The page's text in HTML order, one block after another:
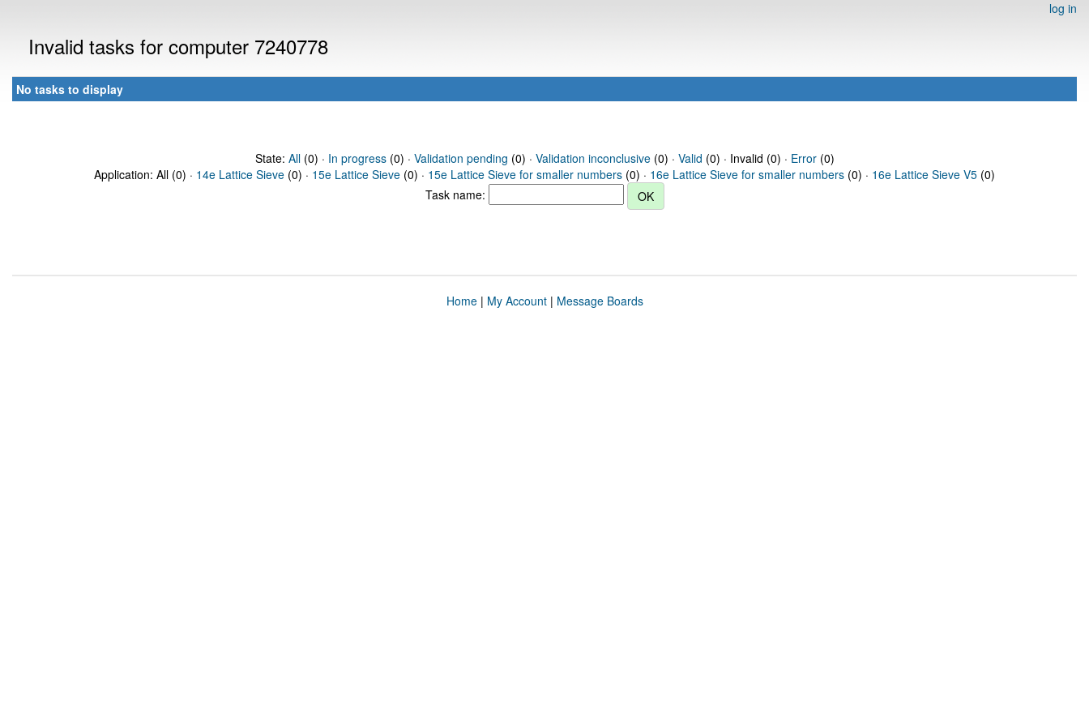
log in
Invalid tasks for computer 7240778
No tasks to display
State: All(0) · In progress(0) · Validation pending (0) · Validation inconclusive(0) · Valid (0) · Invalid (0) · Error(0)
Application: All (0) · 14e Lattice Sieve (0) · 15e Lattice Sieve (0) · 15e Lattice Sieve for smaller numbers (0) · 16e Lattice Sieve for smaller numbers (0) · 16e Lattice Sieve V5 (0)
Task name:
Home| My Account| Message Boards